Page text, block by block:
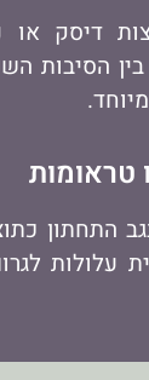
דיסק או
בין הסיבות
התחתון
עלולות